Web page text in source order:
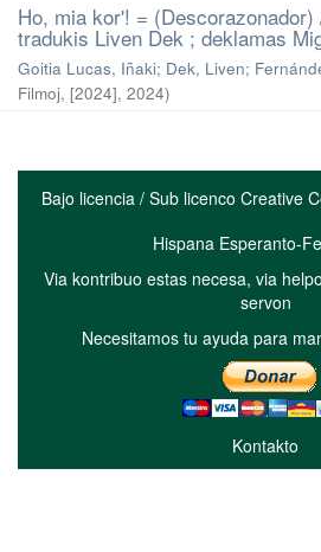
Ho, mia kor'! =
tradukis Liven Dek ; deklamas
Goitia Lucas, Iñaki; Dek, Liven;
Filmoj, [2024], 2024)
Bajo licencia / Sub licenco Creative
Hispana Esperanto-
Via kontribuo estas necesa, via
servon
Necesitamos tu ayuda para
Kontakto